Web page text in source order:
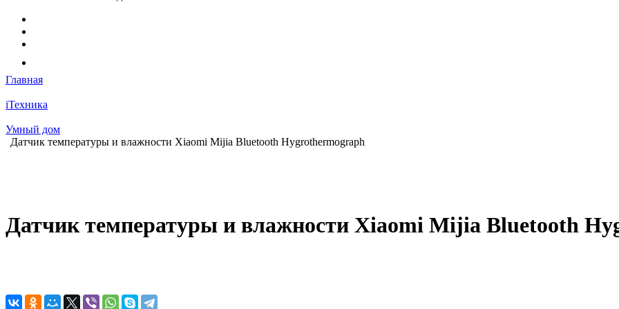
Главная
iТехника
Умный дом
Датчик температуры и влажности Xiaomi Mijia Bluetooth Hygrothermograph
Датчик температуры и влажности Xiaomi Mijia Bluetooth